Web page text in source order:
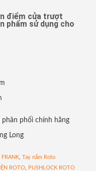
điểm cửa trượt
phẩm sử dụng cho
phối chính hãng
Long
FRANK ,Tay nắm Roto
ROTO PUSHLOCK ROTO